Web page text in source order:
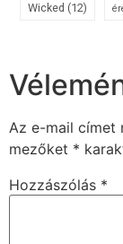
Wicked (12)
Az e-mail címet
mezőket *
Hozzászólás *